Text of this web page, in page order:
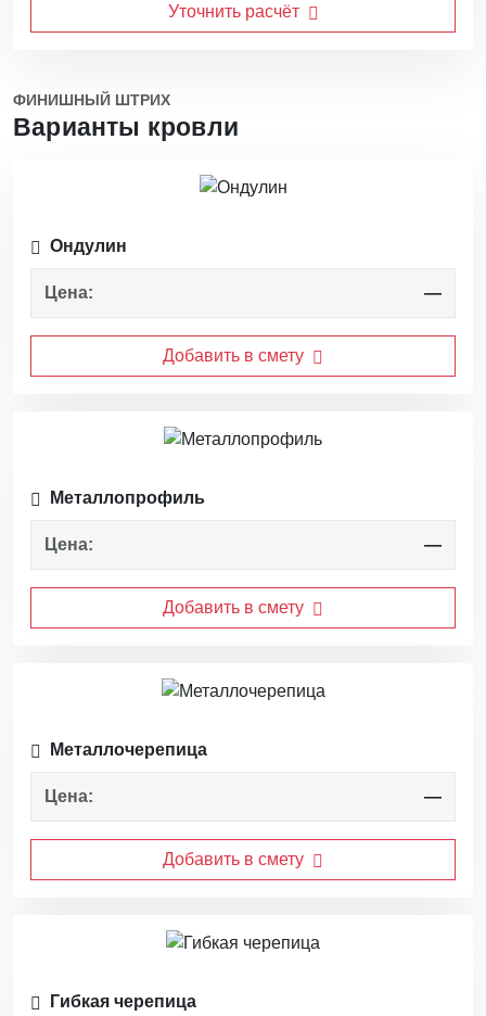
Уточнить расчёт
ФИНИШНЫЙ ШТРИХ
Варианты кровли
Ондулин
Цена: —
Добавить в смету
Металлопрофиль
Цена: —
Добавить в смету
Металлочерепица
Цена: —
Добавить в смету
Гибкая черепица